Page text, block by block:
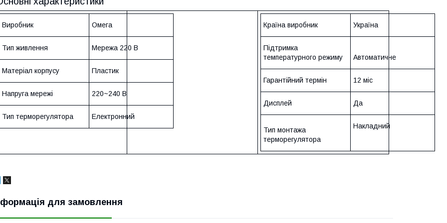
Виробник Омега
Тип живлення Мережа 220 В
Матеріал корпусу Пластик
Напруга мережі 220~240 В
Тип терморегулятора Електронний
Країна виробник Україна
Підтримка
температурного режиму
Автоматичне
Гарантійний термін 12 міс
Дисплей Да
Тип монтажа
терморегулятора
Накладний
для замовлення